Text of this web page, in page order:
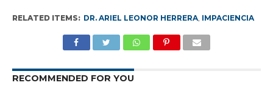
RELATED ITEMS: DR. ARIEL LEONOR HERRERA, IMPACIENCIA
RECOMMENDED FOR YOU